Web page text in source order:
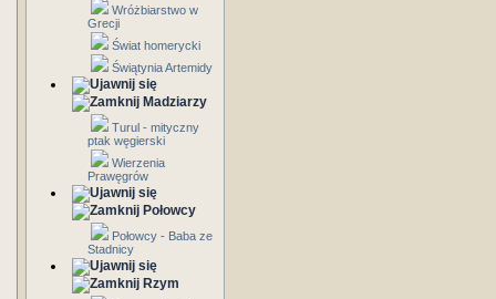
Wróżbiarstwo w
Grecji
Świat homerycki
Świątynia Artemidy
Madziarzy
Turul - mityczny
ptak węgierski
Wierzenia
Prawęgrów
Połowcy
Połowcy - Baba ze
Stadnicy
Rzym